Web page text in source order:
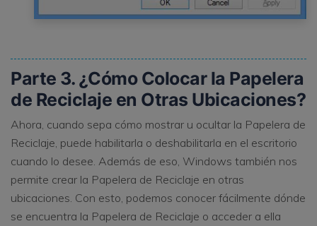
Parte 3. ¿Cómo Colocar la Papelera
de Reciclaje en Otras Ubicaciones?
Ahora, cuando sepa cómo mostrar u ocultar la Papelera de
Reciclaje, puede habilitarla o deshabilitarla en el escritorio
cuando lo desee. Además de eso, Windows también nos
permite crear la Papelera de Reciclaje en otras
ubicaciones. Con esto, podemos conocer fácilmente dónde
se encuentra la Papelera de Reciclaje o acceder a ella